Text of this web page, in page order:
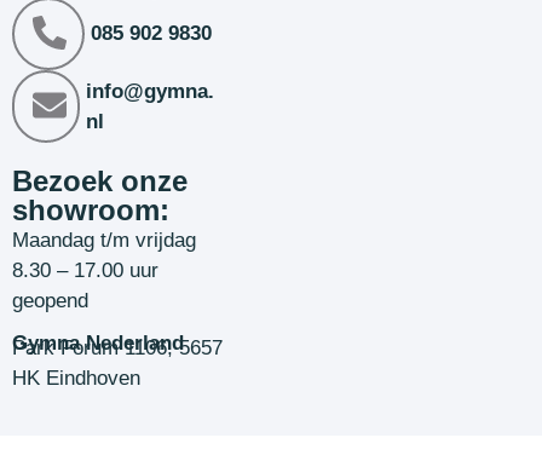
085 902 9830
info@gymna.
nl
Bezoek onze
showroom:
Maandag t/m vrijdag
8.30 – 17.00 uur
geopend
Gymna Nederland
Park Forum 1106, 5657
HK Eindhoven